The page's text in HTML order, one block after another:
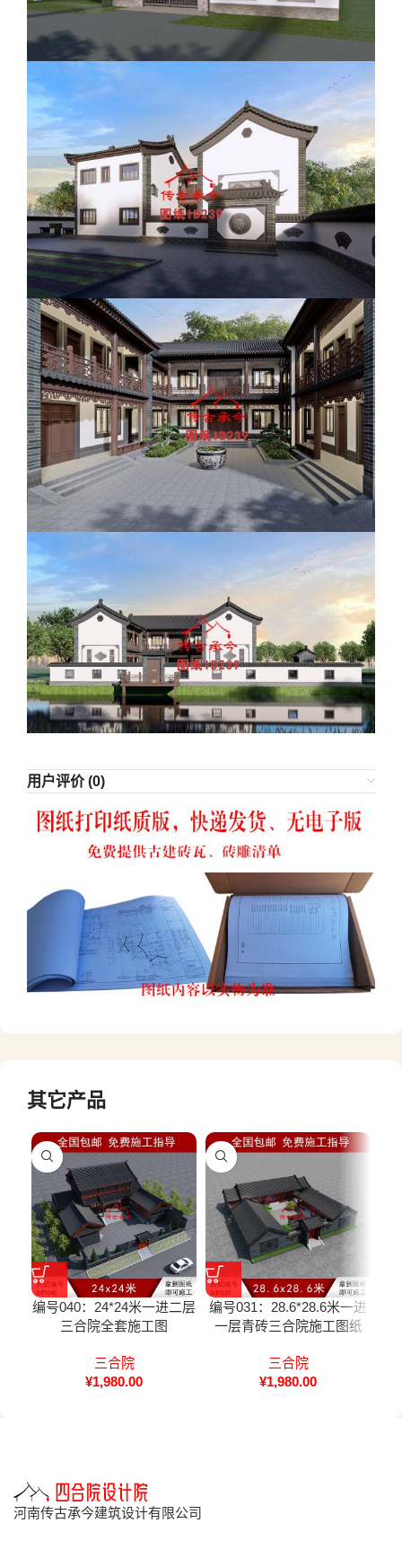
用户评价 (0)
其它产品
编号040：24*24米一进二层
三合院全套施工图
三合院
¥1,980.00
编号031：28.6*28.6米一进
一层青砖三合院施工图纸
三合院
¥1,980.00
河南传古承今建筑设计有限公司